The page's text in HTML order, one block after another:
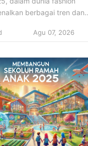
berbagai tren dan
keberlanjutan, dan gaya
tengah perubahan yang
tak terduga dalam
hal tetap konsisten:
menjadi pilihan yang
menarik […]
Agu 07, 2026